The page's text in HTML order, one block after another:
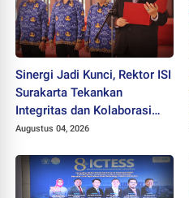
Sinergi Jadi Kunci, Rektor ISI
Surakarta Tekankan
Integritas dan Kolaborasi
pada Pejabat Baru
Augustus 04, 2026